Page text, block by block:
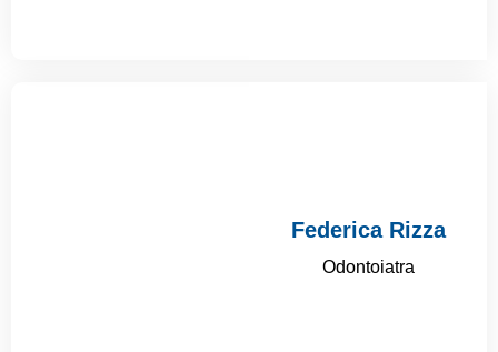
Federica Rizza
Odontoiatra